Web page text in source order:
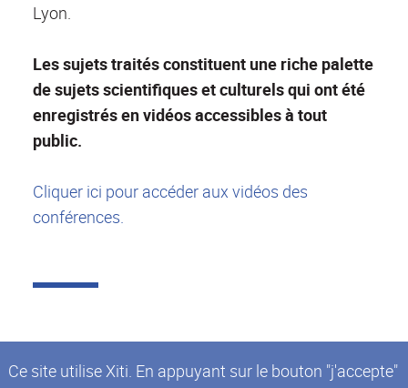
Ce site utilise Xiti. En appuyant sur le bouton "j'accepte"
Lyon.
Les sujets traités constituent une riche palette
de sujets scientifiques et culturels qui ont été
enregistrés en vidéos accessibles à tout
public.
Cliquer ici pour accéder aux vidéos des
conférences.